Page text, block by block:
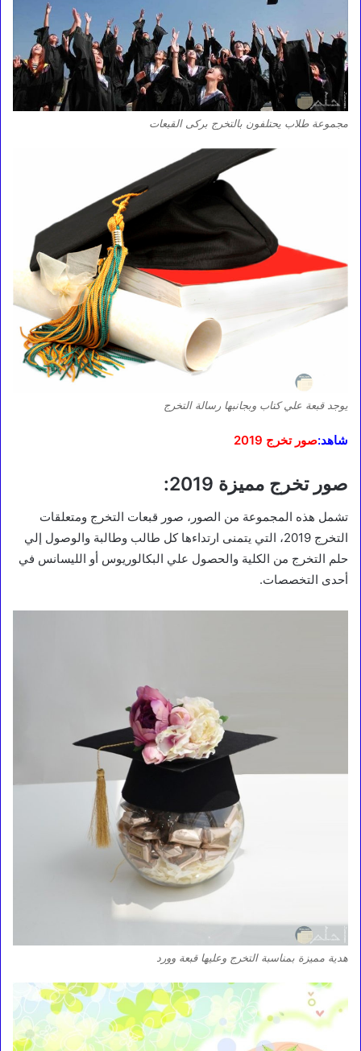
مجموعة طلاب يحتلفون بالتخرج بركى القبعات
يوجد قبعة علي كتاب وبجانبها رسالة التخرج
شاهد:صور تخرج 2019
صور تخرج مميزة 2019:
تشمل هذه المجموعة من الصور، صور قبعات التخرج ومتعلقات
التخرج 2019، التي يتمنى ارتداءها كل طالب وطالبة والوصول إلي
حلم التخرج من الكلية والحصول علي البكالوريوس أو الليسانس في
أحدى التخصصات.
هدية مميزة بمناسبة التخرج وعليها قبعة وورد